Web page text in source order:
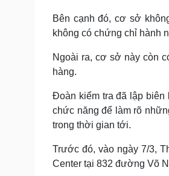
Bên cạnh đó, cơ sở
không có chứng chỉ hành
Ngoài ra, cơ sở này còn
hàng.
Đoàn kiểm tra đã lập biên
chức năng để làm rõ
trong thời gian tới.
Trước đó, vào ngày 7/3,
Center tại 832 đường Võ